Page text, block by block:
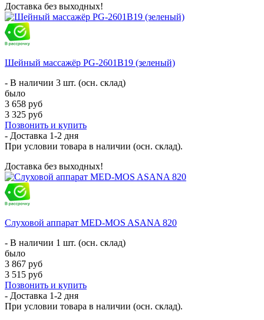
Доставка без выходных!
Шейный массажёр PG-2601B19 (зеленый)
- В наличии 3 шт. (осн. склад)
было
3 658 руб
3 325 руб
Позвонить и купить
- Доставка 1-2 дня
При условии товара в наличии (осн. склад).
Доставка без выходных!
Слуховой аппарат MED-MOS ASANA 820
- В наличии 1 шт. (осн. склад)
было
3 867 руб
3 515 руб
Позвонить и купить
- Доставка 1-2 дня
При условии товара в наличии (осн. склад).